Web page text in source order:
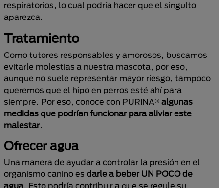
respiratorios, lo cual podría hacer que el singulto
aparezca.
Tratamiento
Como tutores responsables y amorosos, buscamos
evitarle molestias a nuestra mascota, por eso,
aunque no suele representar mayor riesgo, tampoco
queremos que el hipo en perros esté ahí para
siempre. Por eso, conoce con PURINA® algunas
medidas que podrían funcionar para aliviar este
malestar.
Ofrecer agua
Una manera de ayudar a controlar la presión en el
organismo canino es darle a beber UN POCO de
agua. Esto podría contribuir a que se regule su